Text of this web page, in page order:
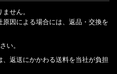
せん。
因による場合には、返品・交換を
い。
返送にかかわる送料を当社が負担